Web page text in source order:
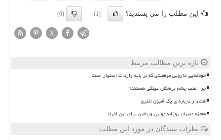
این مطلب را می پسندید؟ (1)
(0)
X
تازه ترین مطالب مرتبط
خودکفایی دارویی موفقیتی که بر پایه واردات استوار است
چرا اغلب چشم پزشکان عینکی هستند؟
هشدار درباره ی یک آمپول لاغری
معجزه مصرف روزانه مولتی ویتامین برای این افراد
نظرات بینندگان در مورد این مطلب